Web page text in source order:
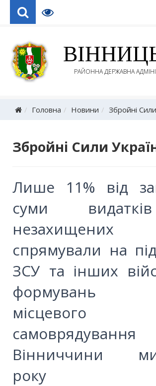
РАЙОННА ДЕРЖАВНА
Головна Новини Збройні
Збройні Сили
Лише 11% від
суми
незахищених
спрямували на
ЗСУ та інших
формувань
місцевого
самоврядування
Вінниччини
року